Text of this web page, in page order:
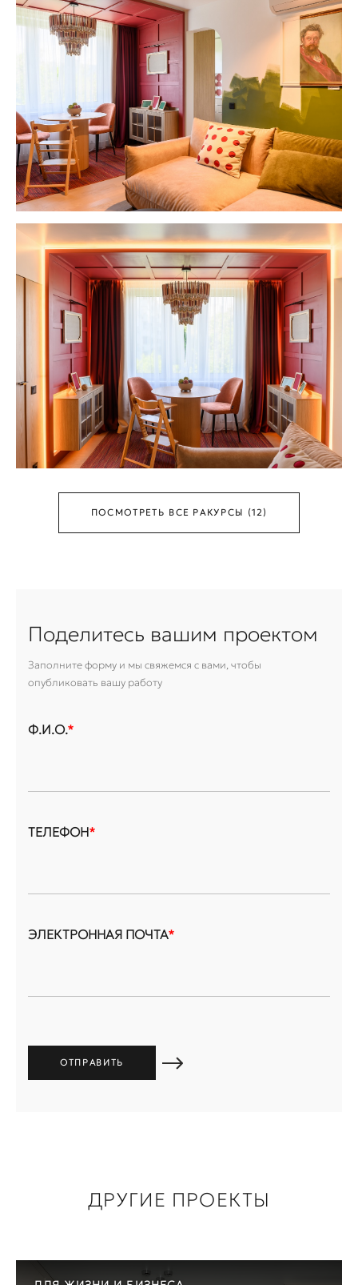
ПОСМОТРЕТЬ ВСЕ РАКУРСЫ (12)
Поделитесь вашим проектом
Заполните форму и мы свяжемся с вами, чтобы
опубликовать вашу работу
Ф.И.О.*
ТЕЛЕФОН*
ЭЛЕКТРОННАЯ ПОЧТА*
ДРУГИЕ ПРОЕКТЫ